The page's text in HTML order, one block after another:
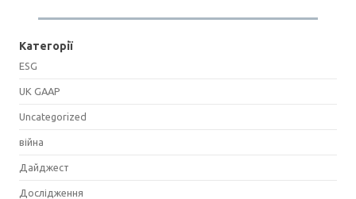
Категорії
ESG
UK GAAP
Uncategorized
війна
Дайджест
Дослідження